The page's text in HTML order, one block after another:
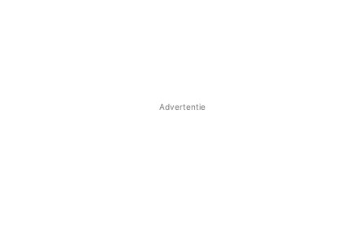
Advertentie